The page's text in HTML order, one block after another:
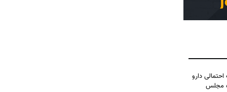
دارو
مجلس